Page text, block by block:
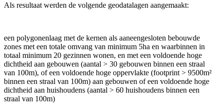
Als resultaat werden de volgende geodatalagen aangemaakt:
een polygonenlaag met de kernen als aaneengesloten bebouwde
zones met een totale omvang van minimum 5ha en waarbinnen in
totaal minimum 20 gezinnen wonen, en met een voldoende hoge
dichtheid aan gebouwen (aantal > 30 gebouwen binnen een straal
van 100m), of een voldoende hoge oppervlakte (footprint > 9500m²
binnen een straal van 100m) aan gebouwen of een voldoende hoge
dichtheid aan huishoudens (aantal > 60 huishoudens binnen een
straal van 100m)